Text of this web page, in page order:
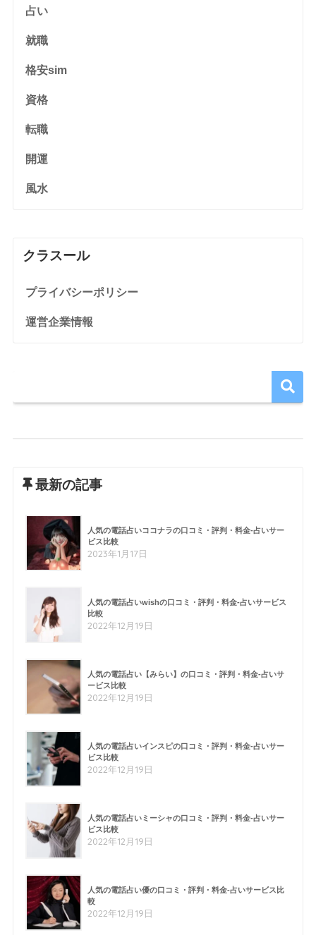
占い
就職
格安sim
資格
転職
開運
風水
クラスール
プライバシーポリシー
運営企業情報
最新の記事
人気の電話占いココナラの口コミ・評判・料金-占いサー
ビス比較
2023年1月17日
人気の電話占いwishの口コミ・評判・料金-占いサービス
比較
2022年12月19日
人気の電話占い【みらい】の口コミ・評判・料金-占いサ
ービス比較
2022年12月19日
人気の電話占いインスピの口コミ・評判・料金-占いサー
ビス比較
2022年12月19日
人気の電話占いミーシャの口コミ・評判・料金-占いサー
ビス比較
2022年12月19日
人気の電話占い優の口コミ・評判・料金-占いサービス比
較
2022年12月19日